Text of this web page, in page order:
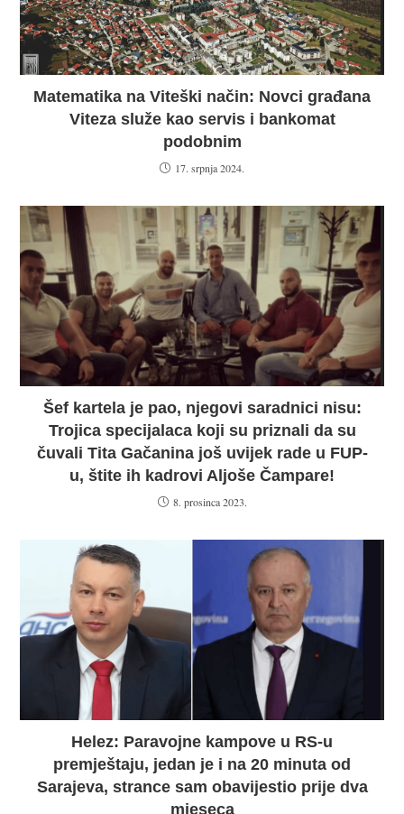
Matematika na Viteški način: Novci građana
Viteza služe kao servis i bankomat
podobnim
17. srpnja 2024.
Šef kartela je pao, njegovi saradnici nisu:
Trojica specijalaca koji su priznali da su
čuvali Tita Gačanina još uvijek rade u FUP-
u, štite ih kadrovi Aljoše Čampare!
8. prosinca 2023.
Helez: Paravojne kampove u RS-u
premještaju, jedan je i na 20 minuta od
Sarajeva, strance sam obavijestio prije dva
mjeseca